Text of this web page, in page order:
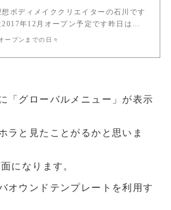
ボディメイククリエイターの石川です
年12月オープン予定です昨日は…
ープンまでの日々
「グローバルメニュー」が表示
ラと見たことがるかと思いま
になります。
オウンドテンプレートを利用す